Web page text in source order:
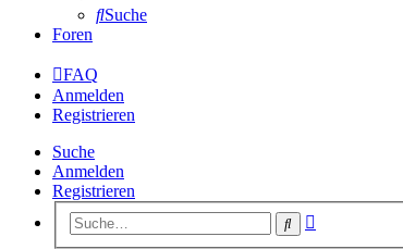
Suche
Foren
FAQ
Anmelden
Registrieren
Suche
Anmelden
Registrieren
Suche